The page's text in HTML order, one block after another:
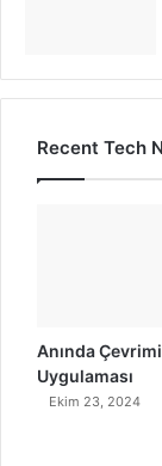
Recent Tech
Anında
Uygulaması
Ekim 23, 2024